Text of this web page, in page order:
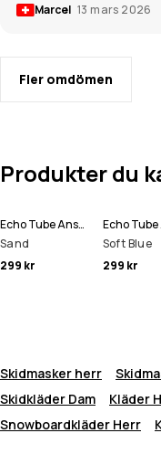
Marcel 13 mars 2026
Fler omdömen
Produkter du
Echo Tube Ansiktsmask
Sand
299 kr
Soft Blue
299 kr
Skidmasker herr
Skidkläder Dam
Kläder
Snowboardkläder Herr